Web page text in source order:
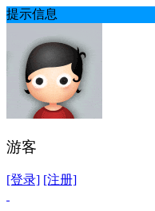
提示信息
游客
[登录] [注册]